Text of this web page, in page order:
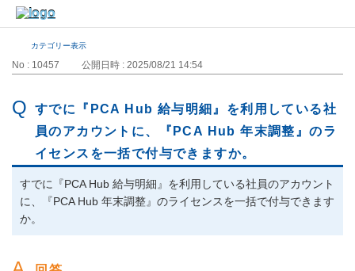
カテゴリー表示
No : 10457 公開日時 : 2025/08/21 14:54
すでに『PCA Hub 給与明細』を利用している社
員のアカウントに、『PCA Hub 年末調整』のラ
イセンスを一括で付与できますか。
すでに『PCA Hub 給与明細』を利用している社員のアカウント
に、『PCA Hub 年末調整』のライセンスを一括で付与できます
か。